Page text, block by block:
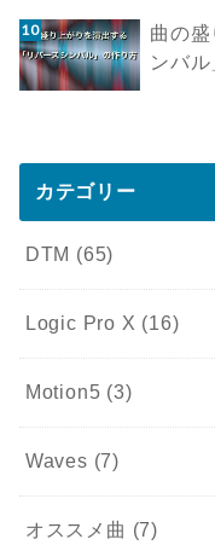
曲の
ンバ
カテゴリー
DTM (65)
Logic Pro X (16)
Motion5 (3)
Waves (7)
オススメ曲 (7)